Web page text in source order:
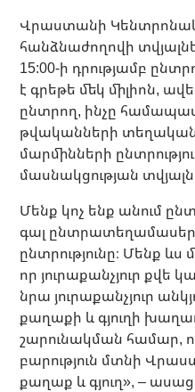
Վրաստանի
հանձնաժողովի
15:00-ի դրությամբ
է գրեթե մեկ միլիոն,
ընտրող, ինչը
թվականների
մարմինների
մասնակցության
Մենք կոչ ենք անում
գալ
ընտրությունը։ Մենք
որ յուրաքանչյուր քվե
նրա յուրաքանչյուր
քաղաքի և գյուղի
շարունակման համար,
բարություն մտնի
քաղաք և գյուղ», –